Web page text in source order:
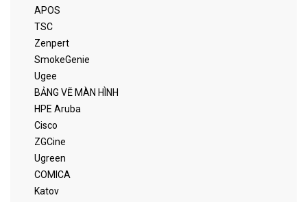
APOS
TSC
Zenpert
SmokeGenie
Ugee
BẢNG VẼ MÀN HÌNH
HPE Aruba
Cisco
ZGCine
Ugreen
COMICA
Katov